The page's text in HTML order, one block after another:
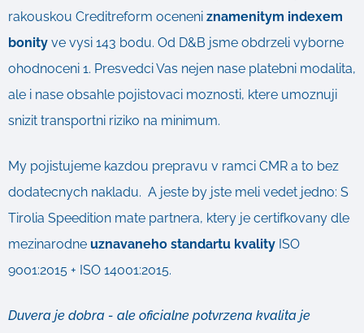
rakouskou Creditreform oceneni znamenitym indexem
bonity ve vysi 143 bodu. Od D&B jsme obdrzeli vyborne
ohodnoceni 1. Presvedci Vas nejen nase platebni modalita,
ale i nase obsahle pojistovaci moznosti, ktere umoznuji
snizit transportni riziko na minimum.
My pojistujeme kazdou prepravu v ramci CMR a to bez
dodatecnych nakladu. A jeste by jste meli vedet jedno: S
Tirolia Speedition mate partnera, ktery je certifkovany dle
mezinarodne uznavaneho standartu kvality ISO
9001:2015 + ISO 14001:2015.
Duvera je dobra - ale oficialne potvrzena kvalita je